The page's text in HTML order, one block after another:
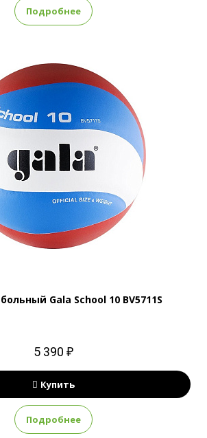
Подробнее
Gala School 10 BV5711S
5 390 ₽
Купить
Подробнее